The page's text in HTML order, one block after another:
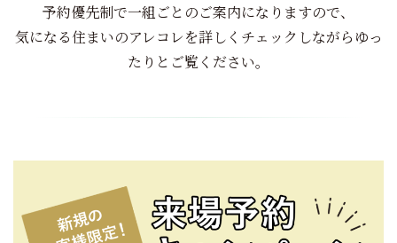
予約優先制で一組ごとのご案内になりますので、
気になる住まいのアレコレを詳しくチェックしながらゆっ
たりとご覧ください。